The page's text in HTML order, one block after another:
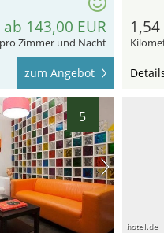
ab 143,00 EUR
pro Zimmer und Nacht
zum Angebot
1,54
5
hotel.de